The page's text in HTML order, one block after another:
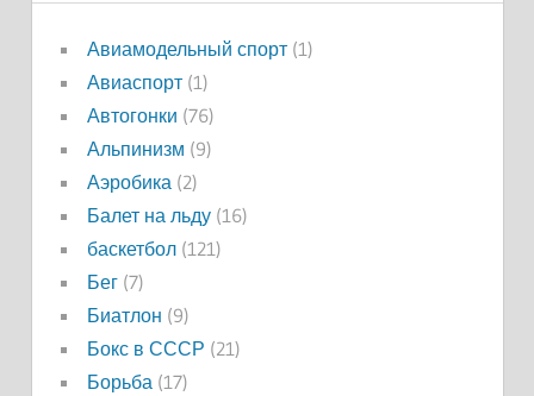
Авиамодельный спорт(1)
Авиаспорт(1)
Автогонки (76)
Альпинизм (9)
Аэробика(2)
Балет на льду(16)
баскетбол(121)
Бег(7)
Биатлон (9)
Бокс в СССР (21)
Борьба(17)